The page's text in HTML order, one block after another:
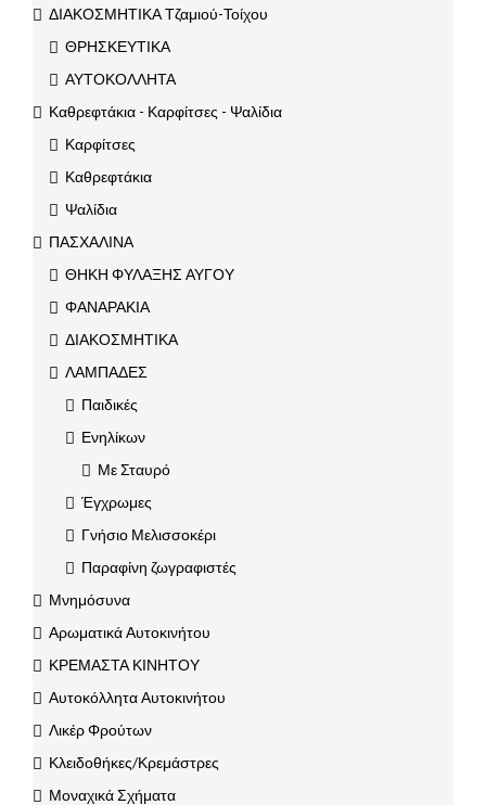
ΔΙΑΚΟΣΜΗΤΙΚΑ Τζαμιού-Τοίχου
ΘΡΗΣΚΕΥΤΙΚΑ
ΑΥΤΟΚΟΛΛΗΤΑ
Καθρεφτάκια - Καρφίτσες - Ψαλίδια
Καρφίτσες
Καθρεφτάκια
Ψαλίδια
ΠΑΣΧΑΛΙΝΑ
ΘΗΚΗ ΦΥΛΑΞΗΣ ΑΥΓΟΥ
ΦΑΝΑΡΑΚΙΑ
ΔΙΑΚΟΣΜΗΤΙΚΑ
ΛΑΜΠΑΔΕΣ
Παιδικές
Ενηλίκων
Με Σταυρό
Έγχρωμες
Γνήσιο Μελισσοκέρι
Παραφίνη ζωγραφιστές
Μνημόσυνα
Αρωματικά Αυτοκινήτου
ΚΡΕΜΑΣΤΑ ΚΙΝΗΤΟΥ
Αυτοκόλλητα Αυτοκινήτου
Λικέρ Φρούτων
Κλειδοθήκες/Κρεμάστρες
Μοναχικά Σχήματα